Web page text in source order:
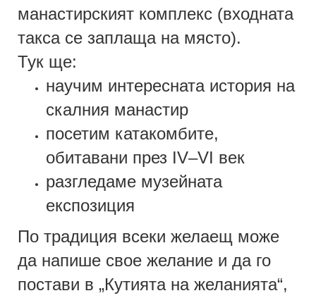
манастирският комплекс (входната
такса се заплаща на място).
Тук ще:
научим интересната история на
скалния манастир
посетим катакомбите,
обитавани през IV–VI век
разгледаме музейната
експозиция
По традиция всеки желаещ може
да напише свое желание и да го
постави в „Кутията на желанията“,